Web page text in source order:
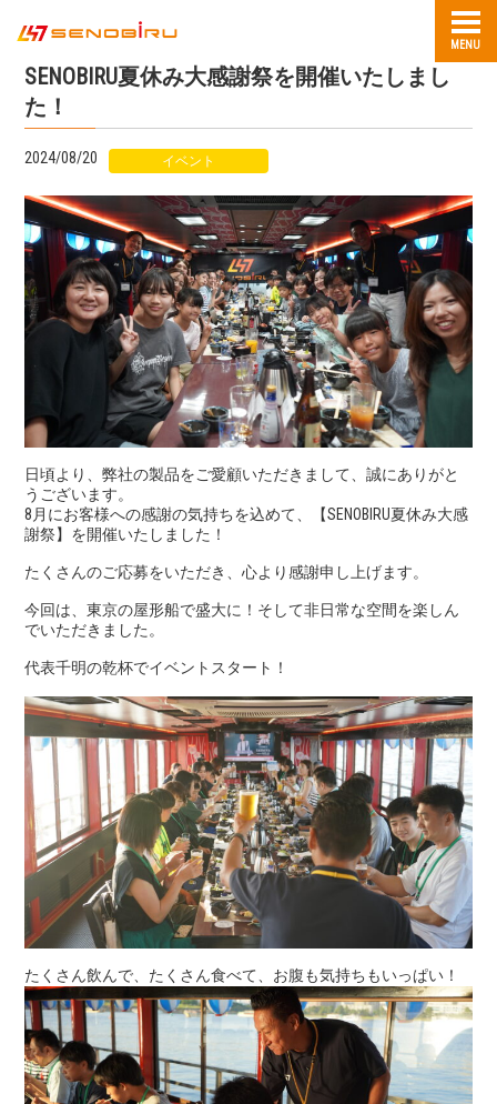
MENU
SENOBIRU夏休み大感謝祭を開催いたしまし
た！
2024/08/20 イベント
日頃より、弊社の製品をご愛顧いただきまして、誠にありがと
うございます。
8月にお客様への感謝の気持ちを込めて、
【SENOBIRU夏休み大感
謝祭】を開催いたしました！
たくさんのご応募をいただき、心より感謝申し上げます。
今回は、東京の屋形船で盛大に！そして非日常な空間を楽しん
でいただきました。
代表千明の乾杯でイベントスタート！
たくさん飲んで、たくさん食べて、お腹も気持ちもいっぱい！